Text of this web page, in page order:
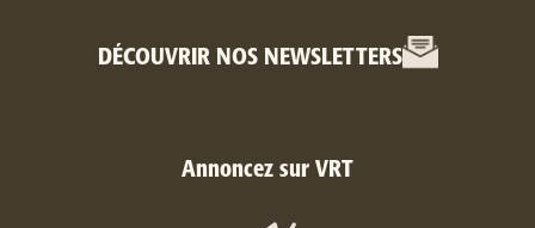
DÉCOUVRIR NOS NEWSLETTERS
Annoncez sur VRT